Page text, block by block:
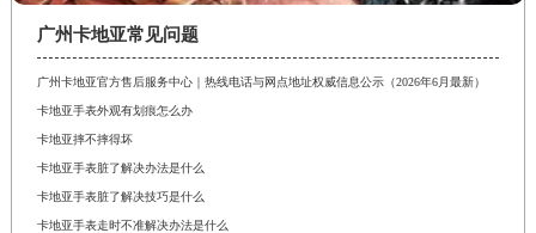
广州卡地亚常见问题
广州卡地亚官方售后服务中心｜热线电话与网点地址权威信息公示（2026年6月最新）
卡地亚手表外观有划痕怎么办
卡地亚摔不摔得坏
卡地亚手表脏了解决办法是什么
卡地亚手表脏了解决技巧是什么
卡地亚手表走时不准解决办法是什么